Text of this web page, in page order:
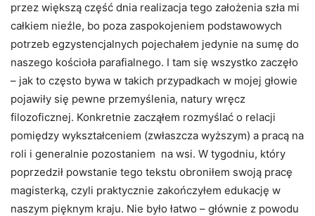
przez większą część dnia realizacja tego założenia szła mi
całkiem nieźle, bo poza zaspokojeniem podstawowych
potrzeb egzystencjalnych pojechałem jedynie na sumę do
naszego kościoła parafialnego. I tam się wszystko zaczęło
– jak to często bywa w takich przypadkach w mojej głowie
pojawiły się pewne przemyślenia, natury wręcz
filozoficznej. Konkretnie zacząłem rozmyślać o relacji
pomiędzy wykształceniem (zwłaszcza wyższym) a pracą na
roli i generalnie pozostaniem na wsi. W tygodniu, który
poprzedził powstanie tego tekstu obroniłem swoją pracę
magisterką, czyli praktycznie zakończyłem edukację w
naszym pięknym kraju. Nie było łatwo – głównie z powodu